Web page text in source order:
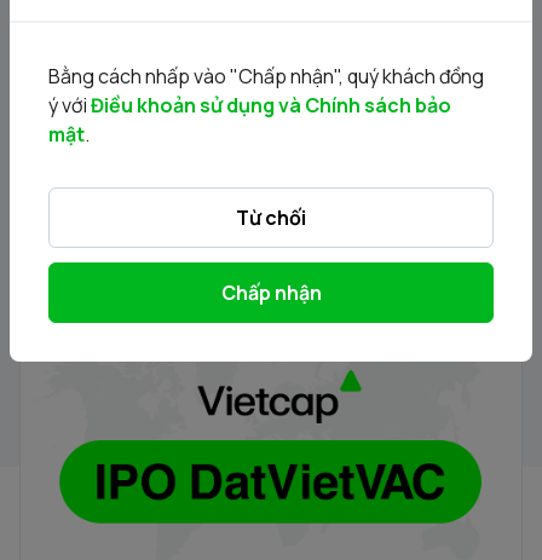
trực tiếp)
Bằng cách nhấp vào "Chấp nhận", quý khách đồng
ý vớiĐiều khoản sử dụng và Chính sách bảo
mật.
Từ chối
Chấp nhận